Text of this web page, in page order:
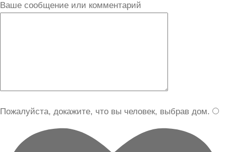
Ваше сообщение или комментарий
Пожалуйста, докажите, что вы человек, выбрав дом.